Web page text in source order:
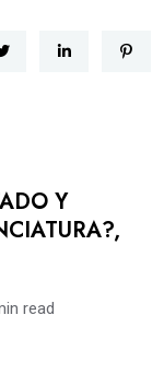
Y
read